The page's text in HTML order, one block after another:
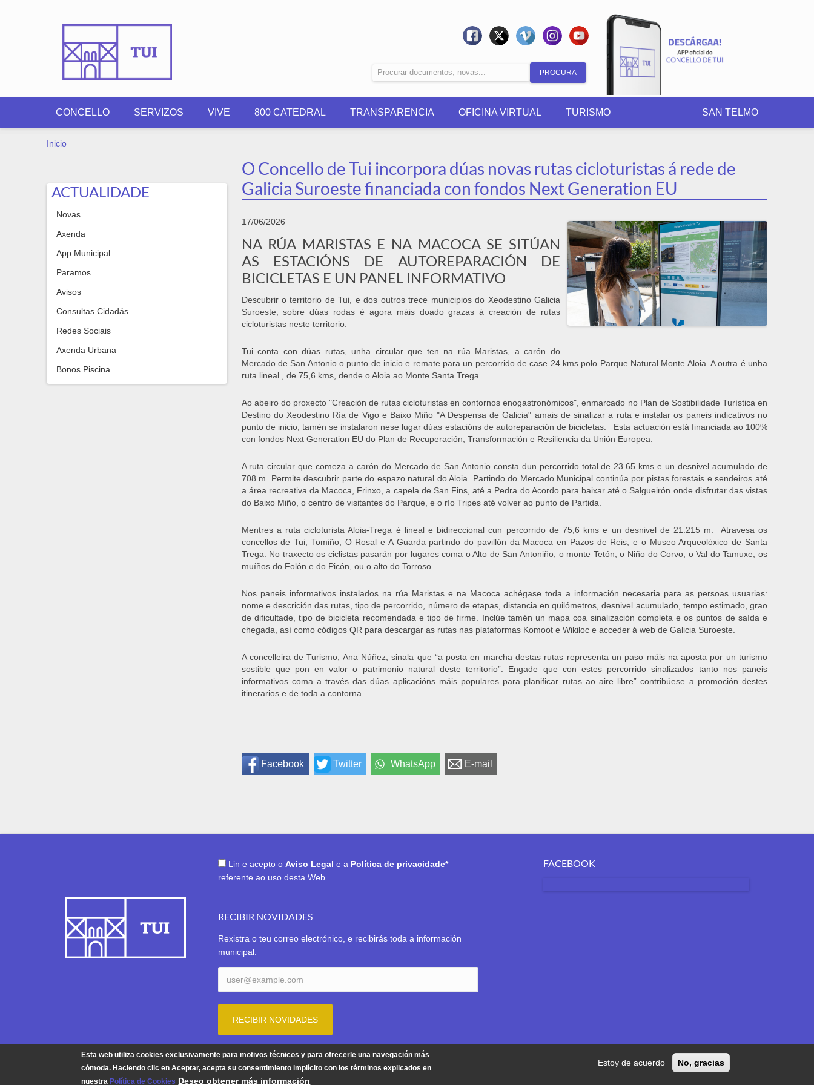
Formulario
de
busca
CONCELLO SERVIZOS VIVE 800 CATEDRAL TRANSPARENCIA OFICINA VIRTUAL TURISMO SAN TELMO
VOSTEDE ESTÁ AQUÍ
Inicio
ACTUALIDADE
Novas
Axenda
App Municipal
Paramos
Avisos
Consultas Cidadás
Redes Sociais
Axenda Urbana
Bonos Piscina
O Concello de Tui incorpora dúas novas rutas cicloturistas á rede de
Galicia Suroeste financiada con fondos Next Generation EU
17/06/2026
NA RÚA MARISTAS E NA MACOCA SE SITÚAN
AS ESTACIÓNS DE AUTOREPARACIÓN DE
BICICLETAS E UN PANEL INFORMATIVO
Descubrir o territorio de Tui, e dos outros trece municipios do Xeodestino Galicia
Suroeste, sobre dúas rodas é agora máis doado grazas á creación de rutas
cicloturistas neste territorio.
Tui conta con dúas rutas, unha circular que ten na rúa Maristas, a carón do
Mercado de San Antonio o punto de inicio e remate para un percorrido de case 24 kms polo Parque Natural Monte Aloia. A outra é unha
ruta lineal , de 75,6 kms, dende o Aloia ao Monte Santa Trega.
Ao abeiro do proxecto "Creación de rutas cicloturistas en contornos enogastronómicos", enmarcado no Plan de Sostibilidade Turística en
Destino do Xeodestino Ría de Vigo e Baixo Miño "A Despensa de Galicia" amais de sinalizar a ruta e instalar os paneis indicativos no
punto de inicio, tamén se instalaron nese lugar dúas estacións de autoreparación de bicicletas. Esta actuación está financiada ao 100%
con fondos Next Generation EU do Plan de Recuperación, Transformación e Resiliencia da Unión Europea.
A ruta circular que comeza a carón do Mercado de San Antonio consta dun percorrido total de 23.65 kms e un desnivel acumulado de
708 m. Permite descubrir parte do espazo natural do Aloia. Partindo do Mercado Municipal continúa por pistas forestais e sendeiros até
a área recreativa da Macoca, Frinxo, a capela de San Fins, até a Pedra do Acordo para baixar até o Salgueirón onde disfrutar das vistas
do Baixo Miño, o centro de visitantes do Parque, e o río Tripes até volver ao punto de Partida.
Mentres a ruta cicloturista Aloia-Trega é lineal e bidireccional cun percorrido de 75,6 kms e un desnivel de 21.215 m. Atravesa os
concellos de Tui, Tomiño, O Rosal e A Guarda partindo do pavillón da Macoca en Pazos de Reis, e o Museo Arqueolóxico de Santa
Trega. No traxecto os ciclistas pasarán por lugares coma o Alto de San Antoniño, o monte Tetón, o Niño do Corvo, o Val do Tamuxe, os
muíños do Folón e do Picón, ou o alto do Torroso.
Nos paneis informativos instalados na rúa Maristas e na Macoca achégase toda a información necesaria para as persoas usuarias:
nome e descrición das rutas, tipo de percorrido, número de etapas, distancia en quilómetros, desnivel acumulado, tempo estimado, grao
de dificultade, tipo de bicicleta recomendada e tipo de firme. Inclúe tamén un mapa coa sinalización completa e os puntos de saída e
chegada, así como códigos QR para descargar as rutas nas plataformas Komoot e Wikiloc e acceder á web de Galicia Suroeste.
A concelleira de Turismo, Ana Núñez, sinala que “a posta en marcha destas rutas representa un paso máis na aposta por un turismo
sostible que pon en valor o patrimonio natural deste territorio”. Engade que con estes percorrido sinalizados tanto nos paneis
informativos coma a través das dúas aplicacións máis populares para planificar rutas ao aire libre” contribúese a promoción destes
itinerarios e de toda a contorna.
Facebook Twitter WhatsApp E-mail
Lin e acepto o Aviso Legal e a Política de privacidade*
referente ao uso desta Web.
RECIBIR NOVIDADES
Rexistra o teu correo electrónico, e recibirás toda a información
municipal.
FACEBOOK
Aviso Legal|Política de Privacidade
© 2026 | Concello de Tui. Praza do Concello 1. 36700 TUI - Teléfono: 986 603 625
Esta web utiliza cookies exclusivamente para motivos técnicos y para ofrecerle una navegación más
cómoda. Haciendo clic en Aceptar, acepta su consentimiento implícito con los términos explicados en
nuestra Política de Cookies Deseo obtener más información
Estoy de acuerdo No, gracias